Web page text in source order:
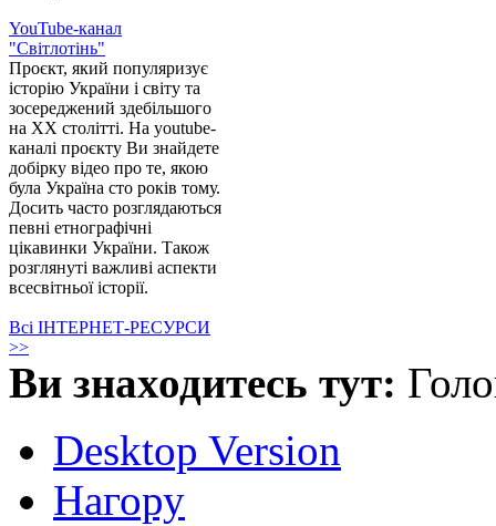
YouTube-канал
"Світлотінь"
Проєкт, який популяризує
історію України і світу та
зосереджений здебільшого
на XX столітті. На youtube-
каналі проєкту Ви знайдете
добірку відео про те, якою
була Україна сто років тому.
Досить часто розглядаються
певні етнографічні
цікавинки України. Також
розглянуті важливі аспекти
всесвітньої історії.
Всі ІНТЕРНЕТ-РЕСУРСИ
>>
Ви знаходитесь тут:
Desktop Version
Нагору